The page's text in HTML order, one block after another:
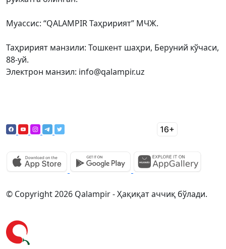
Муассис: “QALAMPIR Таҳририят” МЧЖ.
Таҳририят манзили: Тошкент шаҳри, Беруний кўчаси,
88-уй.
Электрон манзил: info@qalampir.uz
© Copyright 2026 Qalampir - Ҳақиқат аччиқ бўлади.